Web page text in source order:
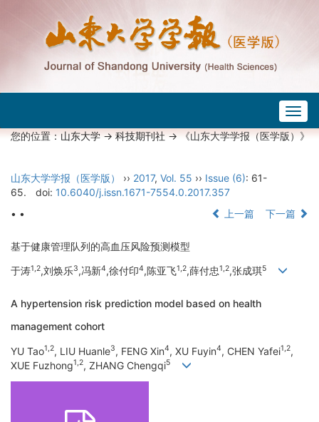
您的位置：山东大学->科技期刊社-> 《山东大学学报（医学版）》
山东大学学报（医学版） ›› 2017, Vol. 55 ›› Issue (6): 61-
65.
doi: 10.6040/j.issn.1671-7554.0.2017.357
• •
上一篇 下一篇
基于健康管理队列的高血压风险预测模型
于涛1,2,刘焕乐3,冯新4,徐付印4,陈亚飞1,2,薛付忠1,2,张成琪5
A hypertension risk prediction model based on health
management cohort
YU Tao1,2, LIU Huanle3, FENG Xin4, XU Fuyin4, CHEN Yafei1,2,
XUE Fuzhong1,2, ZHANG Chengqi5